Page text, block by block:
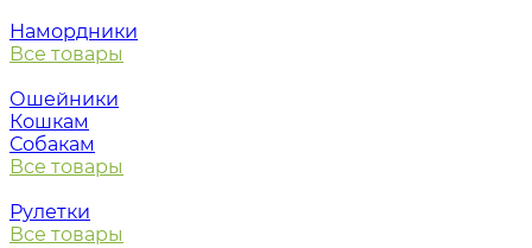
Намордники
Все товары
Ошейники
Кошкам
Собакам
Все товары
Рулетки
Все товары